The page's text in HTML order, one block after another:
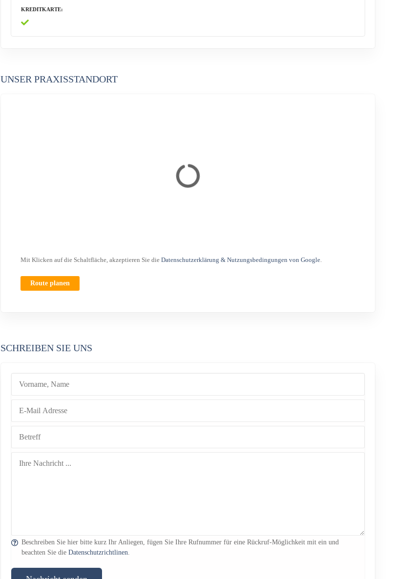
KREDITKARTE
UNSER PRAXISSTANDORT
Mit Klicken auf die Schaltfläche, akzeptieren Sie die Datenschutzerklärung & Nutzungsbedingungen von Google.
Route planen
SCHREIBEN SIE UNS
Beschreiben Sie hier bitte kurz Ihr Anliegen, fügen Sie Ihre Rufnummer für eine Rückruf-Möglichkeit mit ein und
beachten Sie dieDatenschutzrichtlinen